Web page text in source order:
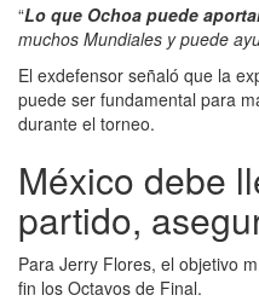
“Lo que Ochoa puede
muchos Mundiales y puede
El exdefensor señaló que la
puede ser fundamental para
durante el torneo.
México debe
partido,
Para Jerry Flores, el objetivo
fin los Octavos de Final.